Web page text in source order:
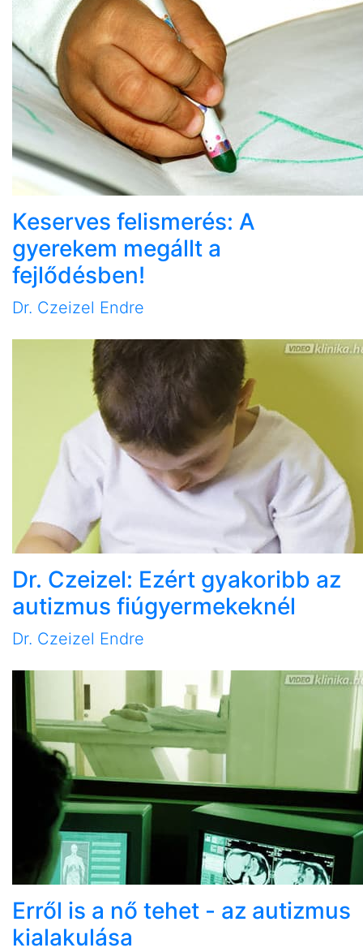
Keserves felismerés: A
gyerekem megállt a
fejlődésben!
Dr. Czeizel Endre
Dr. Czeizel: Ezért gyakoribb az
autizmus fiúgyermekeknél
Dr. Czeizel Endre
Erről is a nő tehet - az autizmus
kialakulása